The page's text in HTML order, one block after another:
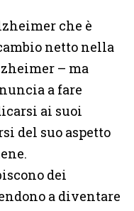
che è
netto nella
– ma
a fare
ai suoi
del suo aspetto
dei
a diventare